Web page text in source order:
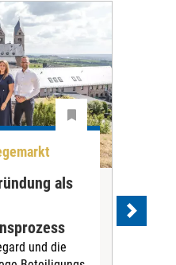
als
und die